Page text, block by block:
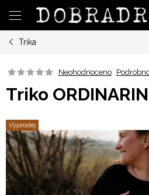
obsah
Trika
Neohodnoceno
Triko
Výprodej